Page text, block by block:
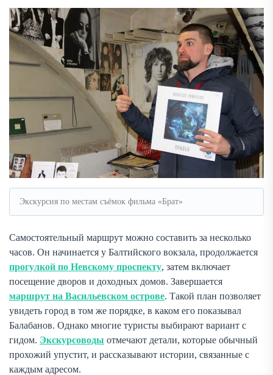
Экскурсия по местам съёмок фильма «Брат»
Самостоятельный маршрут можно составить за несколько
часов. Он начинается у Балтийского вокзала, продолжается
прогулкой по Невскому проспекту, затем включает
посещение дворов и доходных домов. Завершается
маршрут на Васильевском острове. Такой план позволяет
увидеть город в том же порядке, в каком его показывал
Балабанов. Однако многие туристы выбирают вариант с
гидом. Экскурсоводы отмечают детали, которые обычный
прохожий упустит, и рассказывают истории, связанные с
каждым адресом.